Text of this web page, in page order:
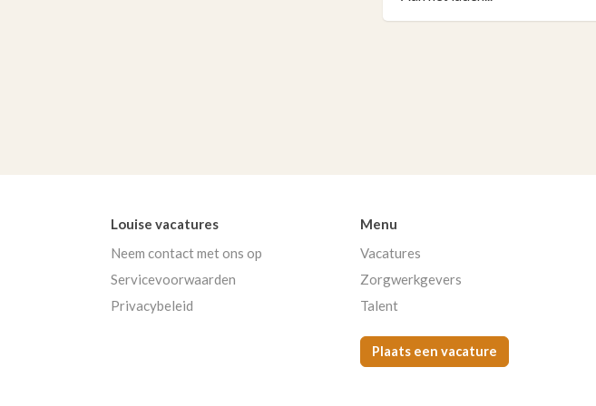
Louise vacatures
Neem contact met ons op
Servicevoorwaarden
Privacybeleid
Menu
Vacatures
Zorgwerkgevers
Talent
Plaats een vacature